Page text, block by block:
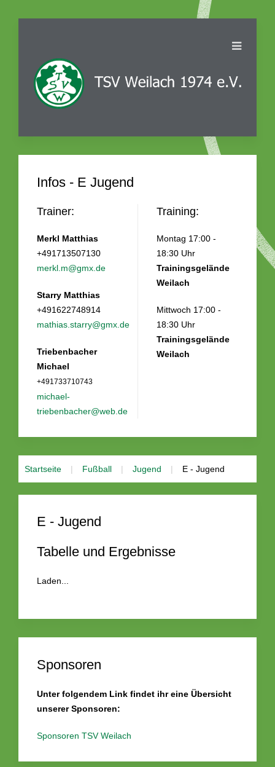
Infos - E Jugend
Trainer:
Merkl Matthias
+491713507130
merkl.m@gmx.de
Starry Matthias
+491622748914
mathias.starry@gmx.de
Triebenbacher
Michael
+491733710743
michael-
triebenbacher@web.de
Training:
Montag 17:00 -
18:30 Uhr
Trainingsgelände
Weilach
Mittwoch 17:00 -
18:30 Uhr
Trainingsgelände
Weilach
Startseite Fußball Jugend E - Jugend
E - Jugend
Tabelle und Ergebnisse
Laden...
Sponsoren
Unter folgendem Link findet ihr eine Übersicht
unserer Sponsoren:
Sponsoren TSV Weilach